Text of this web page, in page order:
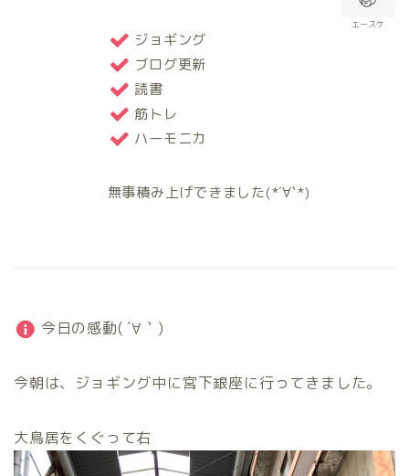
エースケ
ジョギング
ブログ更新
読書
筋トレ
ハーモニカ
無事積み上げできました(*´∀`*)
今日の感動( ´∀｀)
今朝は、ジョギング中に宮下銀座に行ってきました。
大鳥居をくぐって右